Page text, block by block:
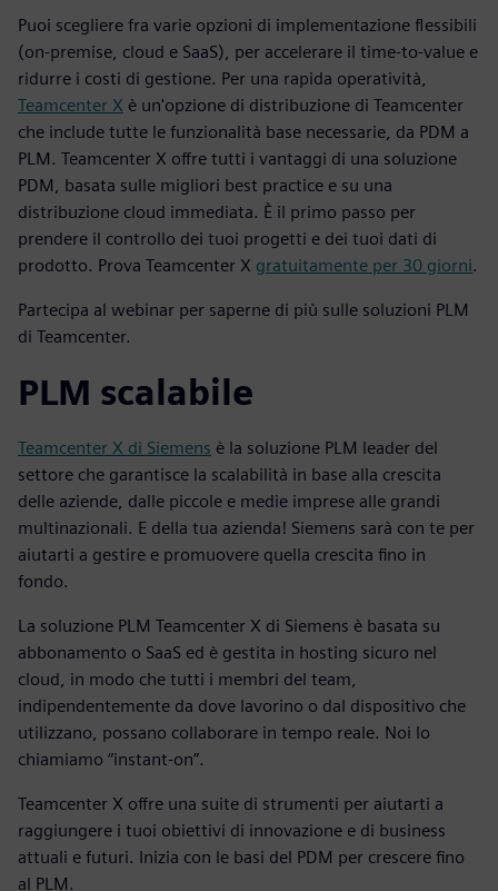
Puoi scegliere fra varie opzioni di implementazione flessibili
(on-premise, cloud e SaaS), per accelerare il time-to-value e
ridurre i costi di gestione. Per una rapida operatività,
Teamcenter X è un'opzione di distribuzione di Teamcenter
che include tutte le funzionalità base necessarie, da PDM a
PLM. Teamcenter X offre tutti i vantaggi di una soluzione
PDM, basata sulle migliori best practice e su una
distribuzione cloud immediata. È il primo passo per
prendere il controllo dei tuoi progetti e dei tuoi dati di
prodotto. Prova Teamcenter X gratuitamente per 30 giorni.
Partecipa al webinar per saperne di più sulle soluzioni PLM
di Teamcenter.
PLM scalabile
Teamcenter X di Siemens è la soluzione PLM leader del
settore che garantisce la scalabilità in base alla crescita
delle aziende, dalle piccole e medie imprese alle grandi
multinazionali. E della tua azienda! Siemens sarà con te per
aiutarti a gestire e promuovere quella crescita fino in
fondo.
La soluzione PLM Teamcenter X di Siemens è basata su
abbonamento o SaaS ed è gestita in hosting sicuro nel
cloud, in modo che tutti i membri del team,
indipendentemente da dove lavorino o dal dispositivo che
utilizzano, possano collaborare in tempo reale. Noi lo
chiamiamo “instant-on”.
Teamcenter X offre una suite di strumenti per aiutarti a
raggiungere i tuoi obiettivi di innovazione e di business
attuali e futuri. Inizia con le basi del PDM per crescere fino
al PLM.